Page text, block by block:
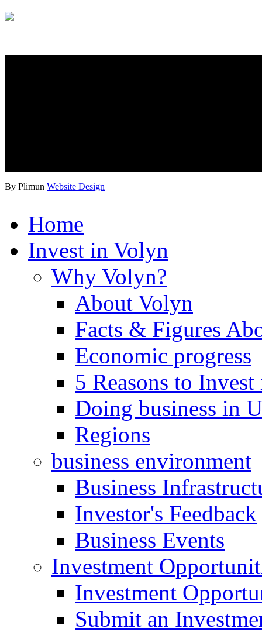
By Plimun Website Design
Home
Invest in Volyn
Why Volyn?
About Volyn
Facts & Figures
Economic progress
5 Reasons to
Doing business in
Regions
business environment
Business
Investor's Feedback
Business Events
Investment
Investment
Submit an